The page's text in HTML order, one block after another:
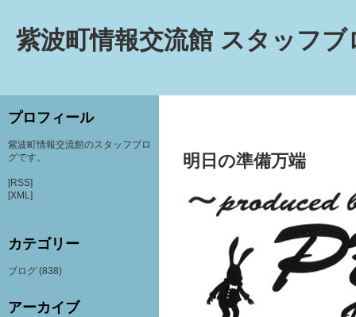
紫波町情報交流館 スタッフブ
明日の準備万端
プロフィール
紫波町情報交流館のスタッフブロ
グです。
[RSS]
[XML]
カテゴリー
ブログ (838)
アーカイブ